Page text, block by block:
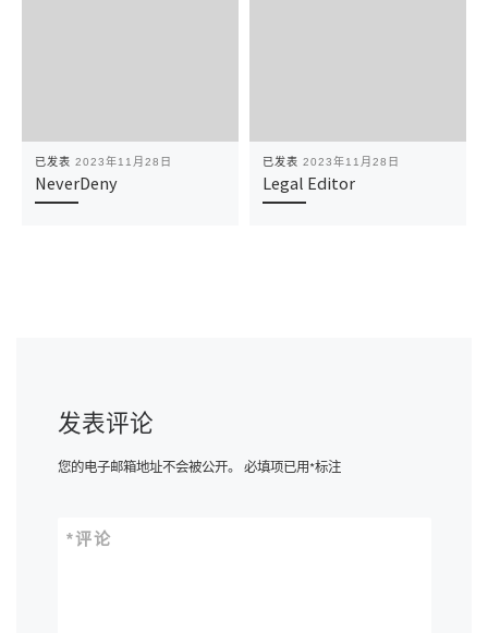
已发表 2023年11月28日
NeverDeny
已发表 2023年11月28日
Legal Editor
发表评论
您的电子邮箱地址不会被公开。 必填项已用*标注
评论
*